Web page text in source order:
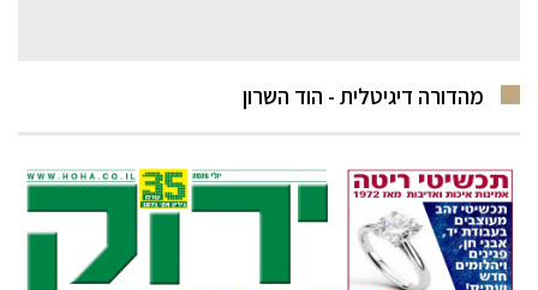
מהדורה דיגיטלית - הוד השרון